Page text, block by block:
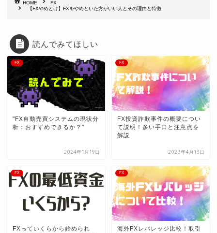
HOME
FX
【FXやめとけ】FXをやめといた方がいい人とその理由と特徴
読んでみてほしい
FX
"FX自動売買システムの現状分
析：おすすめできるか？"
2024年1月19日
FX
FX投資詐欺事件の概要につい
て説明！多い手口と注意点を
解説
2023年4月13日
FX
FXっていくらから始められ
FX
海外FXレバレッジ比較！取引